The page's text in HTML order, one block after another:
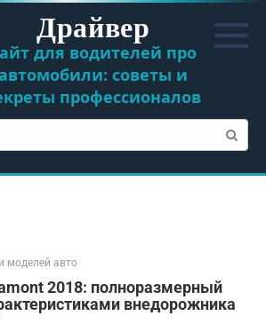
Драйвер
для водителей про
советы и
профессионалов
моделей авто
2018: полноразмерный
внедорожника